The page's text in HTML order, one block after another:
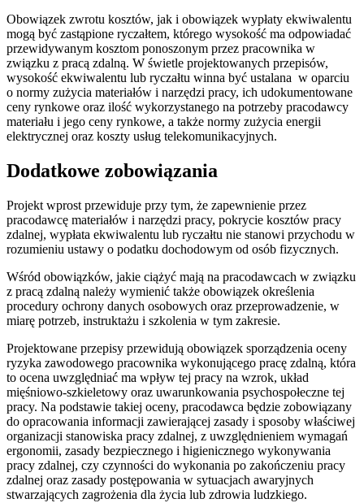
Obowiązek zwrotu kosztów, jak i obowiązek wypłaty ekwiwalentu
mogą być zastąpione ryczałtem, którego wysokość ma odpowiadać
przewidywanym kosztom ponoszonym przez pracownika w
związku z pracą zdalną. W świetle projektowanych przepisów,
wysokość ekwiwalentu lub ryczałtu winna być ustalana w oparciu
o normy zużycia materiałów i narzędzi pracy, ich udokumentowane
ceny rynkowe oraz ilość wykorzystanego na potrzeby pracodawcy
materiału i jego ceny rynkowe, a także normy zużycia energii
elektrycznej oraz koszty usług telekomunikacyjnych.
Dodatkowe zobowiązania
Projekt wprost przewiduje przy tym, że zapewnienie przez
pracodawcę materiałów i narzędzi pracy, pokrycie kosztów pracy
zdalnej, wypłata ekwiwalentu lub ryczałtu nie stanowi przychodu w
rozumieniu ustawy o podatku dochodowym od osób fizycznych.
Wśród obowiązków, jakie ciążyć mają na pracodawcach w związku
z pracą zdalną należy wymienić także obowiązek określenia
procedury ochrony danych osobowych oraz przeprowadzenie, w
miarę potrzeb, instruktażu i szkolenia w tym zakresie.
Projektowane przepisy przewidują obowiązek sporządzenia oceny
ryzyka zawodowego pracownika wykonującego pracę zdalną, która
to ocena uwzględniać ma wpływ tej pracy na wzrok, układ
mięśniowo-szkieletowy oraz uwarunkowania psychospołeczne tej
pracy. Na podstawie takiej oceny, pracodawca będzie zobowiązany
do opracowania informacji zawierającej zasady i sposoby właściwej
organizacji stanowiska pracy zdalnej, z uwzględnieniem wymagań
ergonomii, zasady bezpiecznego i higienicznego wykonywania
pracy zdalnej, czy czynności do wykonania po zakończeniu pracy
zdalnej oraz zasady postępowania w sytuacjach awaryjnych
stwarzających zagrożenia dla życia lub zdrowia ludzkiego.